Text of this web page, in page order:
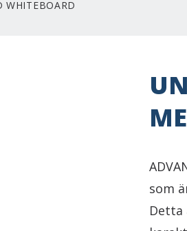
WHITEBOARD
som
Detta